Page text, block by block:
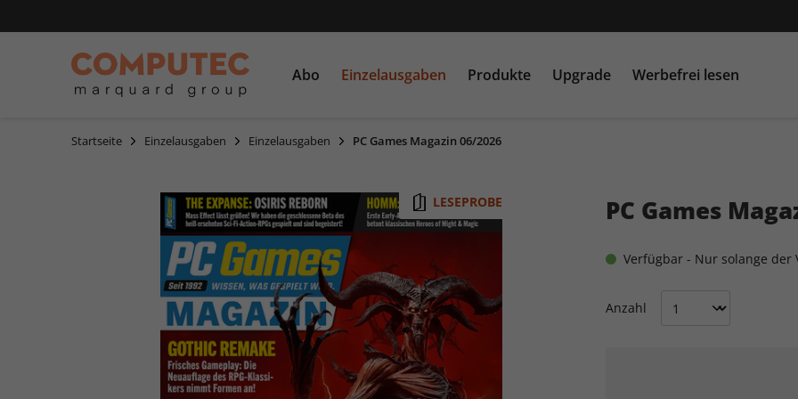
Abo
LinuxUser Raspberry Pi Geek
Einzelausgaben Produkte Upgrade Werbefrei lesen
Startseite Einzelausgaben Einzelausgaben PC Games Magazin 06/2026
LESEPROBE PC Games
Verfügbar - Nur solange der
Anzahl